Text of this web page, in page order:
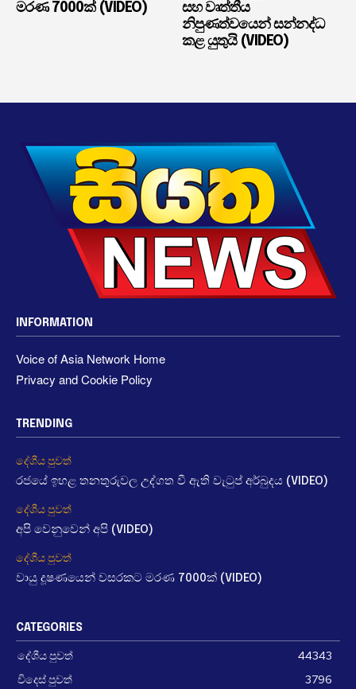
මරණ 7000ක් (VIDEO)
සහ වෘත්තීය
නිපුණත්වයෙන් සන්නද්ධ
කළ යුතුයි (VIDEO)
INFORMATION
Voice of Asia Network Home
Privacy and Cookie Policy
TRENDING
දේශීය පුවත්
රජයේ ඉහළ තනතුරුවල උද්ගත වී ඇති වැටුප් අර්බුදය (VIDEO)
දේශීය පුවත්
අපි වෙනුවෙන් අපි (VIDEO)
දේශීය පුවත්
වායු දූෂණයෙන් වසරකට මරණ 7000ක් (VIDEO)
CATEGORIES
දේශීය පුවත්
44343
විදෙස් පුවත්
3796